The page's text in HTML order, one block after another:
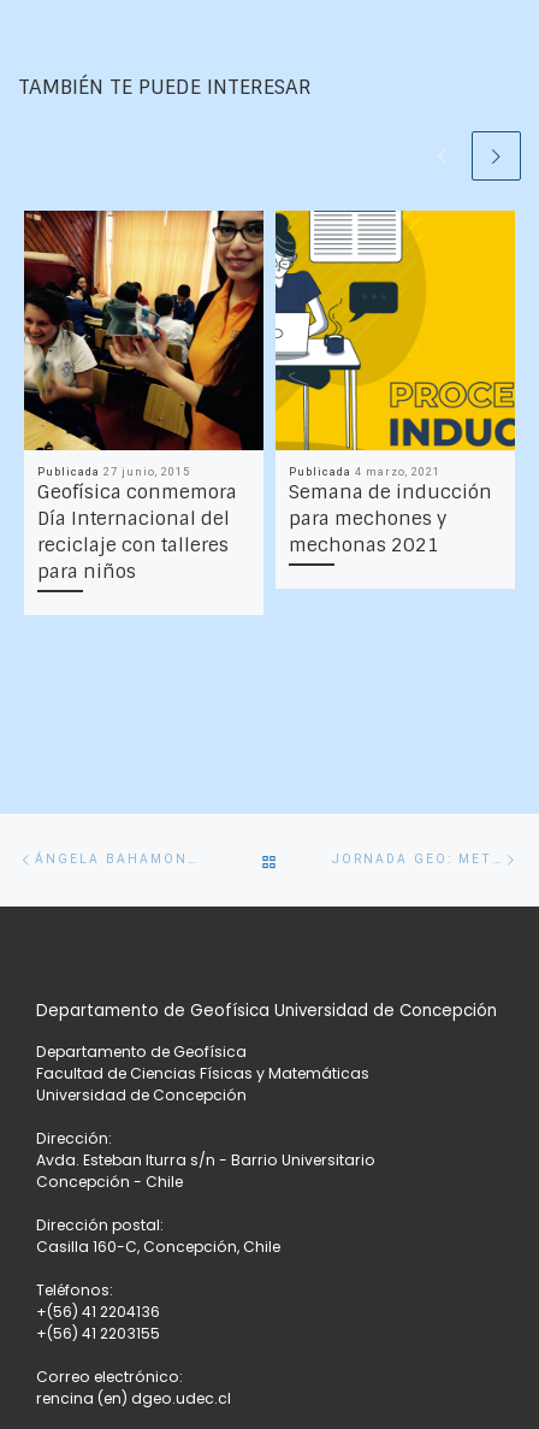
TAMBIÉN TE PUEDE INTERESAR
Publicada 27 junio, 2015
Geofísica conmemora
Día Internacional del
reciclaje con talleres
para niños
Publicada 4 marzo, 2021
Semana de inducción
para mechones y
mechonas 2021
Navegación
de
entradas
Entrada
ÁNGELA BAHAMONDES EGRESA DE GEOFÍSICA VOLVER
A
LISTA
JORNADA GEO: METEOROLÓGICA PARA NIÑOS ORGANIZADA POR GEOFÍSICA UDEC
Departamento de Geofísica Universidad de Concepción
Departamento de Geofísica
Facultad de Ciencias Físicas y Matemáticas
Universidad de Concepción
Dirección:
Avda. Esteban Iturra s/n - Barrio Universitario
Concepción - Chile
Dirección postal:
Casilla 160-C, Concepción, Chile
Teléfonos:
+(56) 41 2204136
+(56) 41 2203155
Correo electrónico:
rencina (en) dgeo.udec.cl